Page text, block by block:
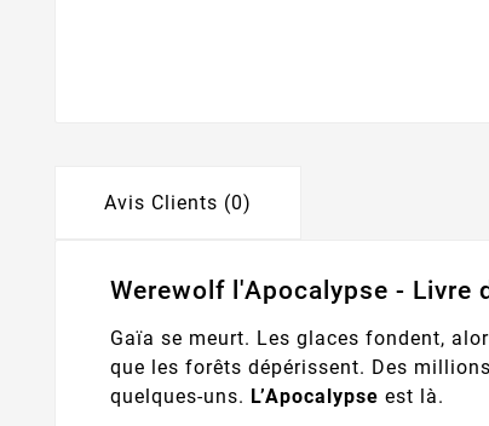
Avis Clients (0)
Werewolf l'Apocalypse - Livre
Gaïa se meurt. Les glaces fondent,
que les forêts dépérissent. Des
quelques-uns. L’Apocalypse est là.